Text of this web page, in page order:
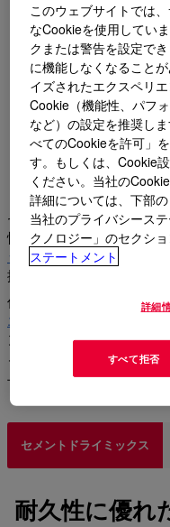
ドライミ
ン用の高
セメントベースおよび石
性を最大限に引き出しま
ックスパウダー、
撥水性と強度を最終製品
低炭素ソリューションをお
エーテルオプション
ンカー含有量を通じて製
るのに役立ちます。
下のタブから詳細をご覧
セメントドライミックス
耐久性に優れ
このウェブサイトでは
なCookieを使用してい
クまたは警告を設定で
に機能しなくなること
イズされたエクスペリ
Cookie（機能性、パフ
など）の設定を推奨し
べてのCookieを許可」
す。もしくは、Cookie
ください。当社の
詳細については、下部
当社のプライバシース
クノロジー」のセクショ
ステートメント
詳細
すべて拒否